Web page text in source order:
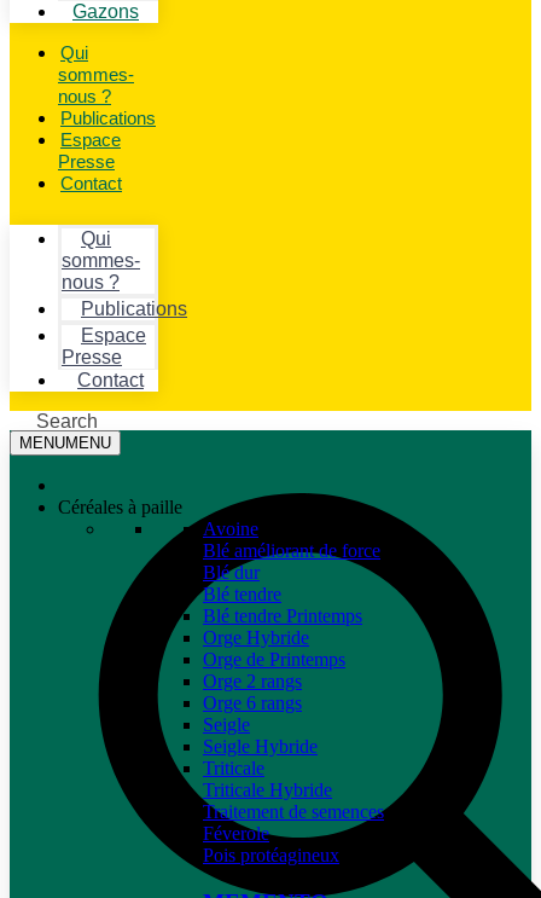
Gazons
Qui
sommes-
nous ?
Publications
Espace
Presse
Contact
Qui
sommes-
nous ?
Publications
Espace
Presse
Contact
Search
MENUMENU
Céréales à paille
Avoine
Blé améliorant de force
Blé dur
Blé tendre
Blé tendre Printemps
Orge Hybride
Orge de Printemps
Orge 2 rangs
Orge 6 rangs
Seigle
Seigle Hybride
Triticale
Triticale Hybride
Traitement de semences
Féverole
Pois protéagineux